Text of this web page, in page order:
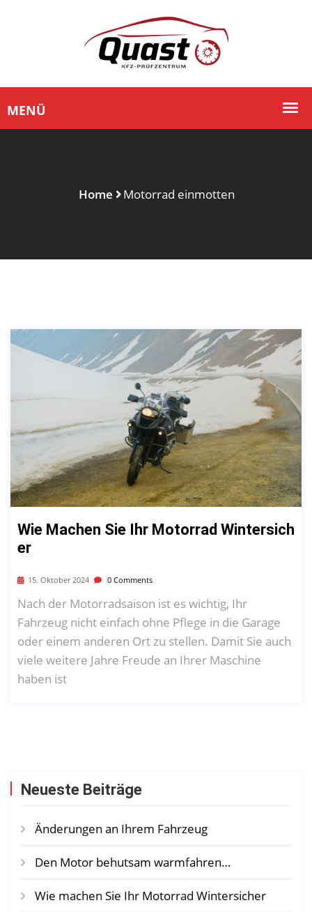
Home Motorrad einmotten
Wie Machen Sie Ihr Motorrad Wintersich
Er
15. Oktober 2024 0 Comments
Nach der Motorradsaison ist es wichtig, Ihr
Fahrzeug nicht einfach ohne Pflege in die Garage
oder einem anderen Ort zu stellen. Damit Sie auch
viele weitere Jahre Freude an Ihrer Maschine
haben ist
Neueste Beiträge
Änderungen an Ihrem Fahrzeug
Den Motor behutsam warmfahren…
Wie machen Sie Ihr Motorrad Wintersicher